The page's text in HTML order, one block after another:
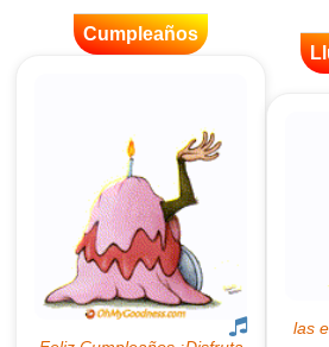
Cumpleaños